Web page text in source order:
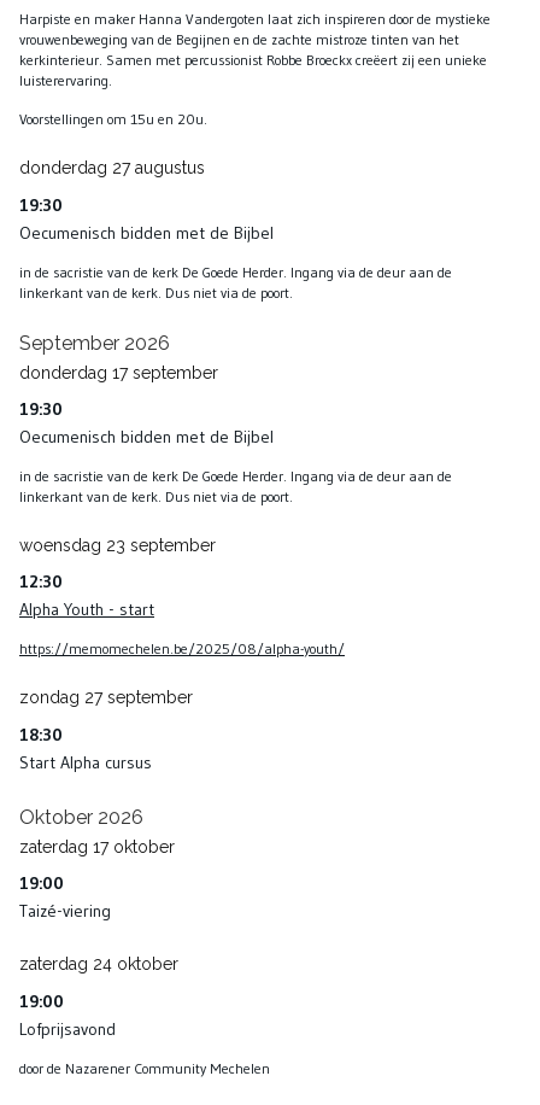
Harpiste en maker Hanna Vandergoten laat zich inspireren door de mystieke
vrouwenbeweging van de Begijnen en de zachte mistroze tinten van het
kerkinterieur. Samen met percussionist Robbe Broeckx creëert zij een unieke
luisterervaring.
Voorstellingen om 15u en 20u.
donderdag 27 augustus
19:30
Oecumenisch bidden met de Bijbel
in de sacristie van de kerk De Goede Herder. Ingang via de deur aan de
linkerkant van de kerk. Dus niet via de poort.
September 2026
donderdag 17 september
19:30
Oecumenisch bidden met de Bijbel
in de sacristie van de kerk De Goede Herder. Ingang via de deur aan de
linkerkant van de kerk. Dus niet via de poort.
woensdag 23 september
12:30
Alpha Youth - start
https://memomechelen.be/2025/08/alpha-youth/
zondag 27 september
18:30
Start Alpha cursus
Oktober 2026
zaterdag 17 oktober
19:00
Taizé-viering
zaterdag 24 oktober
19:00
Lofprijsavond
door de Nazarener Community Mechelen